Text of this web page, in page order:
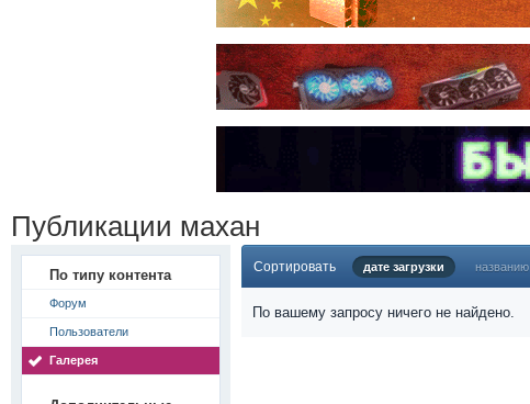
Публикации махан
По типу контента
Форум
Пользователи
Галерея
Сортировать дате загрузки названию
По вашему запросу ничего не найдено.